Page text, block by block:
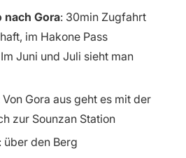
Gora: 30min Zugfahrt
im Hakone Pass
Juni und Juli sieht man
Von Gora aus geht es mit der
zur Sounzan Station
: über den Berg